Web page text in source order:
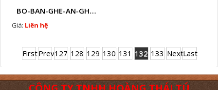
BO-BAN-GHE-AN-GHE-CAFE-MAY-NHUA-NGOAI-TROI-W110
Giá: Liên hệ
FirstPrev127 128 129 130 131 132 133 NextLast